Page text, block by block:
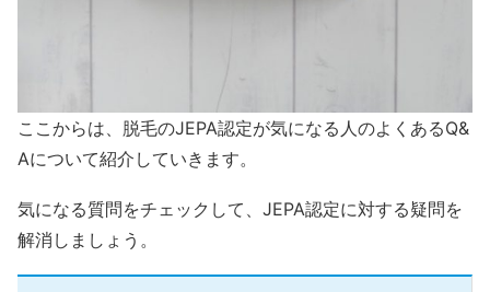
ここからは、脱毛のJEPA認定が気になる人のよくあるQ&
Aについて紹介していきます。
気になる質問をチェックして、JEPA認定に対する疑問を
解消しましょう。